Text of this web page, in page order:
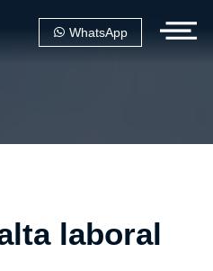
WhatsApp
laboral